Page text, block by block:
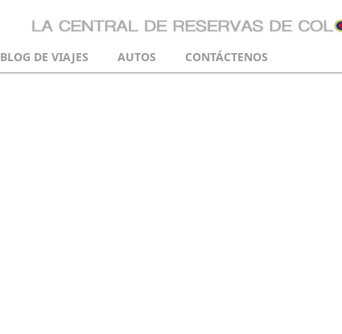
BLOG DE VIAJES AUTOS CONTÁCTENOS